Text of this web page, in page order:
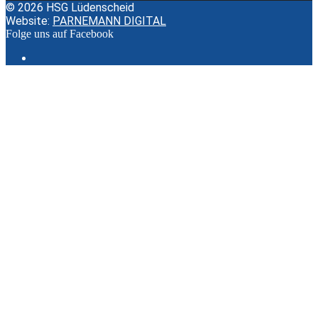
© 2026 HSG Lüdenscheid
Website: PARNEMANN DIGITAL
Folge uns auf Facebook